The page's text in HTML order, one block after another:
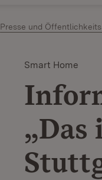
Presse und
Smart Home
„Das